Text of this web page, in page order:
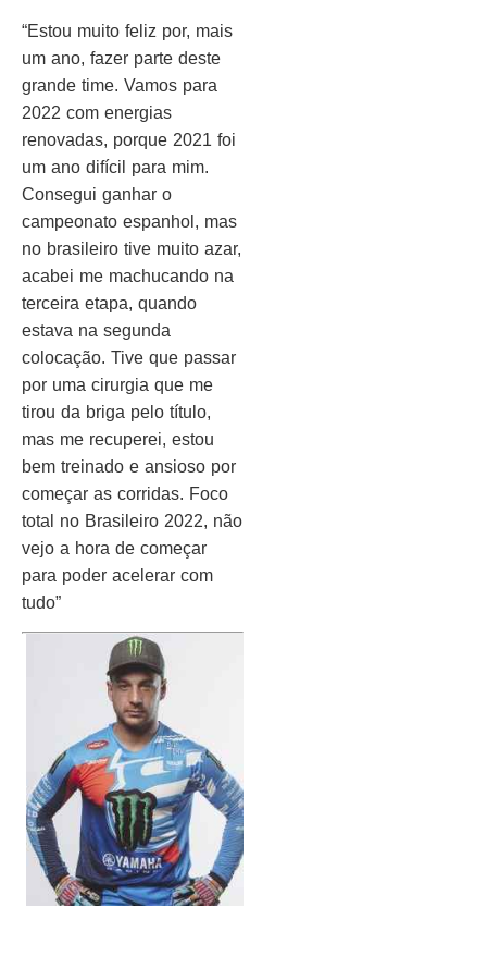
“Estou muito feliz por, mais
um ano, fazer parte deste
grande time. Vamos para
2022 com energias
renovadas, porque 2021 foi
um ano difícil para mim.
Consegui ganhar o
campeonato espanhol, mas
no brasileiro tive muito azar,
acabei me machucando na
terceira etapa, quando
estava na segunda
colocação. Tive que passar
por uma cirurgia que me
tirou da briga pelo título,
mas me recuperei, estou
bem treinado e ansioso por
começar as corridas. Foco
total no Brasileiro 2022, não
vejo a hora de começar
para poder acelerar com
tudo”